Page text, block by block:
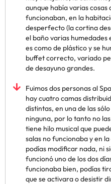
aunque había varias
funcionaban, en la
desperfecto (la cortina
el baño varias humedades
es como de plástico y se
buffet correcto, variado
de desayuno grandes.
Fuimos dos personas al
hay cuatro camas
distintas, en una de las
ninguna, por lo tanto no
tiene hilo musical que
salas no funcionaba y en
podías modificar nada, ni
funcionó uno de los dos
funcionaba bien, podías
que se activara o desistir